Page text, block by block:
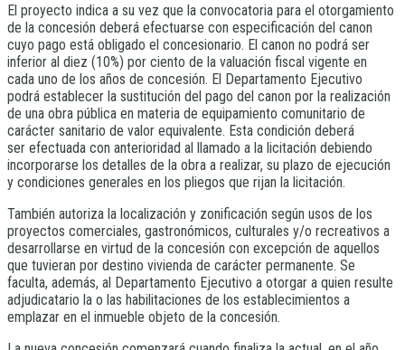
El proyecto indica a su vez que la convocatoria para el otorgamiento
de la concesión deberá efectuarse con especificación del canon
cuyo pago está obligado el concesionario. El canon no podrá ser
inferior al diez (10%) por ciento de la valuación fiscal vigente en
cada uno de los años de concesión. El Departamento Ejecutivo
podrá establecer la sustitución del pago del canon por la realización
de una obra pública en materia de equipamiento comunitario de
carácter sanitario de valor equivalente. Esta condición deberá
ser efectuada con anterioridad al llamado a la licitación debiendo
incorporarse los detalles de la obra a realizar, su plazo de ejecución
y condiciones generales en los pliegos que rijan la licitación.
También autoriza la localización y zonificación según usos de los
proyectos comerciales, gastronómicos, culturales y/o recreativos a
desarrollarse en virtud de la concesión con excepción de aquellos
que tuvieran por destino vivienda de carácter permanente. Se
faculta, además, al Departamento Ejecutivo a otorgar a quien resulte
adjudicatario la o las habilitaciones de los establecimientos a
emplazar en el inmueble objeto de la concesión.